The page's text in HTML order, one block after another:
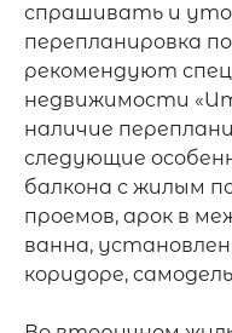
спрашивать и
перепланировка
рекомендуют
недвижимости
наличие
следующие
балкона с жилым
проемов, арок в
ванна,
коридоре,